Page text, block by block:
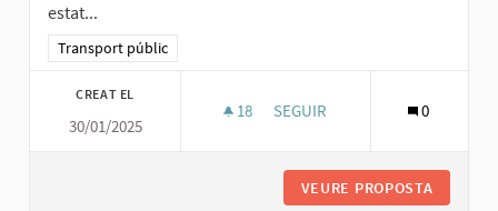
estat...
Resultats al filtrar per la categoria: Transport públic
Transport públic
CREAT EL
30/01/2025
18 18 SEGUIDORES
SEGUIR 0
VEURE PROPOSTA